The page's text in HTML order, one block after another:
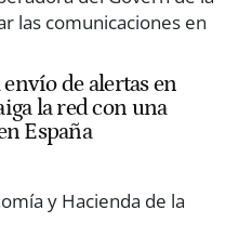
de alertas en
la red con una
España